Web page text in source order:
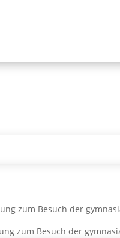
zum Besuch der
zum Besuch der